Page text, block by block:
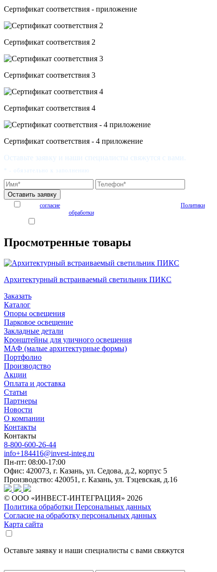
Сертификат соответствия - приложение
Сертификат соответствия 2
Сертификат соответствия 3
Сертификат соответствия 4
Сертификат соответствия - 4 приложение
Оставьте заявку и наши специалисты свяжутся с вами.
* - обязательно к заполнению
согласие
Политики
обработкиперсональных данных
Просмотренные товары
Архитектурный встраиваемый светильник ПИКС
Заказать
Каталог
Опоры освещения
Парковое освещение
Закладные детали
Кронштейны для уличного освещения
МАФ (малые архитектурные формы)
Портфолио
Производство
Акции
Оплата и доставка
Статьи
Партнеры
Новости
О компании
Контакты
Контакты
8-800-600-26-44
info+184416@invest-integ.ru
Пн-пт: 08:00-17:00
Офис: 420073, г. Казань, ул. Седова, д.2, корпус 5
Производство: 420051, г. Казань, ул. Тэцевская, д.16
© ООО «ИНВЕСТ-ИНТЕГРАЦИЯ» 2026
Политика обработки Персональных данных
Согласие на обработку персональных данных
Карта сайта
Оставьте заявку и наши специалисты с вами свяжутся